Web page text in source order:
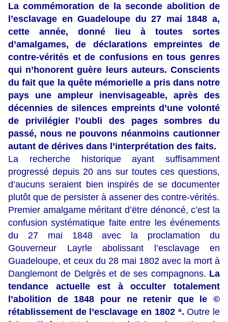
La commémoration de la seconde abolition de
l’esclavage en Guadeloupe du 27 mai 1848 a,
cette année, donné lieu à toutes sortes
d’amalgames, de déclarations empreintes de
contre-vérités et de confusions en tous genres
qui n’honorent guère leurs auteurs. Conscients
du fait que la quête mémorielle a pris dans notre
pays une ampleur inenvisageable, après des
décennies de silences empreints d’une volonté
de privilégier l’oubli des pages sombres du
passé, nous ne pouvons néanmoins cautionner
autant de dérives dans l’interprétation des faits.
La recherche historique ayant suffisamment
progressé depuis 20 ans sur toutes ces questions,
d’aucuns seraient bien inspirés de se documenter
plutôt que de persister à assener des contre-vérités.
Premier amalgame méritant d’ëtre dénoncé, c’est la
confusion systématique faite entre les événements
du 27 mai 1848 avec la proclamation du
Gouverneur Layrle abolissant l’esclavage en
Guadeloupe, et ceux du 28 mai 1802 avec la mort à
Danglemont de Delgrès et de ses compagnons. La
tendance actuelle est à occulter totalement
l’abolition de 1848 pour ne retenir que le ©
rétablissement de l’esclavage en 1802 ª. Outre le